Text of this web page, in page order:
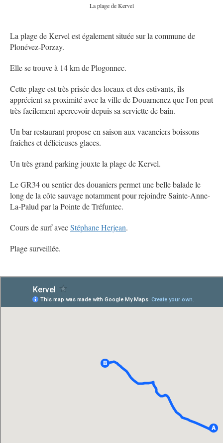
La plage de Kervel
La plage de Kervel est également située sur la commune de
Plonévez-Porzay.
Elle se trouve à 14 km de Plogonnec.
Cette plage est très prisée des locaux et des estivants, ils
apprécient sa proximité avec la ville de Douarnenez que l'on peut
très facilement apercevoir depuis sa serviette de bain.
Un bar restaurant propose en saison aux vacanciers boissons
fraîches et délicieuses glaces.
Un très grand parking jouxte la plage de Kervel.
Le GR34 ou sentier des douaniers permet une belle balade le
long de la côte sauvage notamment pour rejoindre Sainte-Anne-
La-Palud par la Pointe de Tréfuntec.
Cours de surf avecStéphane Herjean.
Plage surveillée.